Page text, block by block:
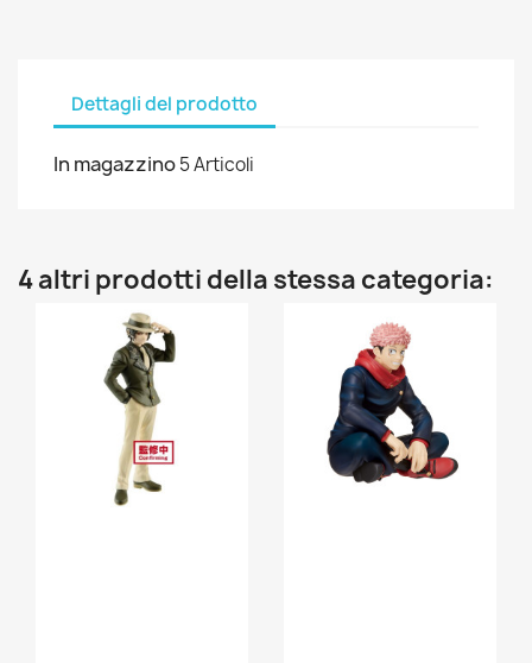
Dettagli del prodotto
In magazzino5 Articoli
4 altri prodotti della stessa categoria: